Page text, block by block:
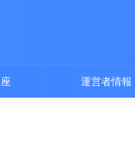
運営者情報